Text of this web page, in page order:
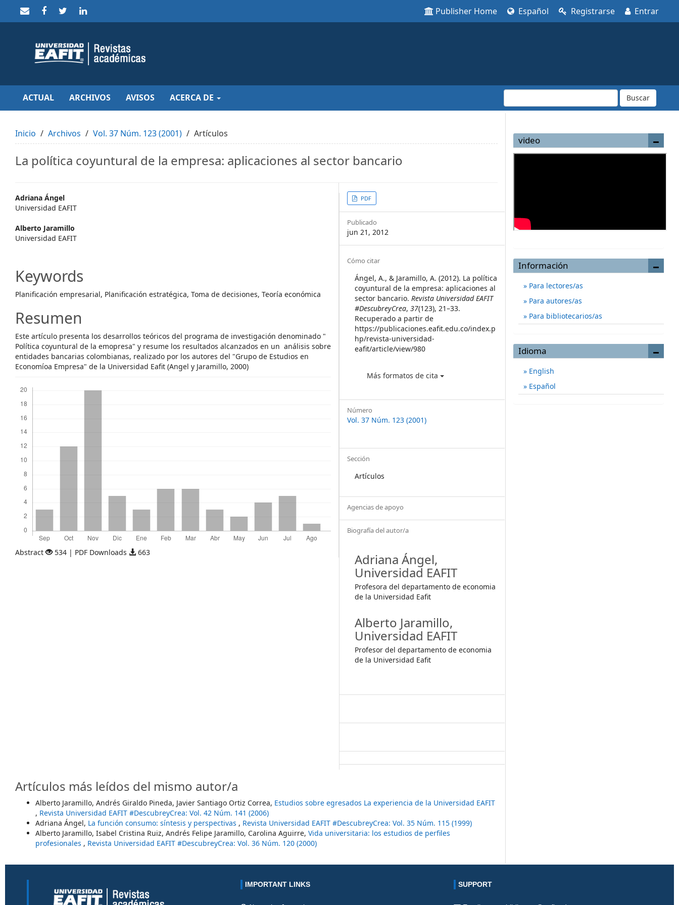
to
Main
Navigation
Content
Sidebar
Publisher Home Español Registrarse Entrar
ACTUAL ARCHIVOS AVISOS ACERCA DE Buscar
Inicio Archivos Vol. 37 Núm. 123 (2001) Artículos
La política coyuntural de la empresa: aplicaciones al sector bancario
Main
Article
Content
Adriana Ángel
Universidad EAFIT
Alberto Jaramillo
Universidad EAFIT
Keywords
Planificación empresarial, Planificación estratégica, Toma de decisiones, Teoría económica
Resumen
Este artículo presenta los desarrollos teóricos del programa de investigación denominado "
Política coyuntural de la emopresa" y resume los resultados alcanzados en un análisis sobre
entidades bancarias colombianas, realizado por los autores del "Grupo de Estudios en
Economíoa Empresa" de la Universidad Eafit (Angel y Jaramillo, 2000)
Abstract 534 | PDF Downloads 663
Article
Sidebar
PDF
Publicado
jun 21, 2012
Article
Details
Cómo citar
Ángel, A., & Jaramillo, A. (2012). La política
coyuntural de la empresa: aplicaciones al
sector bancario.Revista Universidad EAFIT
#DescubreyCrea,37(123), 21–33.
Recuperado a partir de
https://publicaciones.eafit.edu.co/index.p
hp/revista-universidad-
eafit/article/view/980
Más formatos de cita
Número
Vol. 37 Núm. 123 (2001)
Sección
Artículos
Agencias de apoyo
Biografía del autor/a
Adriana Ángel,
Universidad EAFIT
Profesora del departamento de economia
de la Universidad Eafit
Alberto Jaramillo,
Universidad EAFIT
Profesor del departamento de economia
de la Universidad Eafit
Artículos más leídos del mismo autor/a
Alberto Jaramillo, Andrés Giraldo Pineda, Javier Santiago Ortiz Correa, Estudios sobre egresados La experiencia de la Universidad EAFIT
, Revista Universidad EAFIT #DescubreyCrea: Vol. 42 Núm. 141 (2006)
Adriana Ángel, La función consumo: síntesis y perspectivas , Revista Universidad EAFIT #DescubreyCrea: Vol. 35 Núm. 115 (1999)
Alberto Jaramillo, Isabel Cristina Ruiz, Andrés Felipe Jaramillo, Carolina Aguirre, Vida universitaria: los estudios de perfiles
profesionales , Revista Universidad EAFIT #DescubreyCrea: Vol. 36 Núm. 120 (2000)
video
Información
Para lectores/as
Para autores/as
Para bibliotecarios/as
Idioma
English
Español
IMPORTANT LINKS SUPPORT